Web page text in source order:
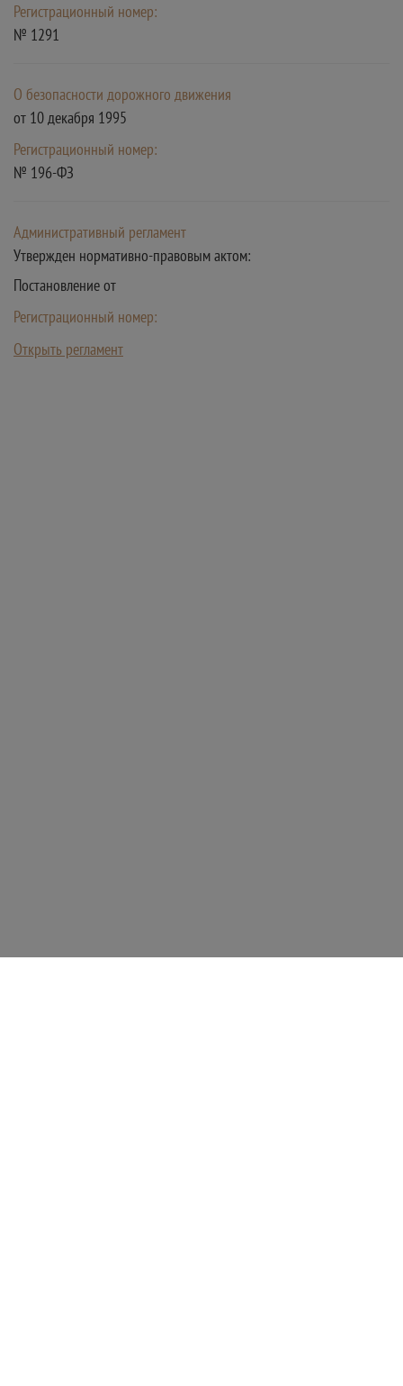
Регистрационный номер:
№ 1291
О безопасности дорожного движения
от 10 декабря 1995
Регистрационный номер:
№ 196-ФЗ
Административный регламент
Утвержден нормативно-правовым актом:
Постановление от
Регистрационный номер:
Открыть регламент